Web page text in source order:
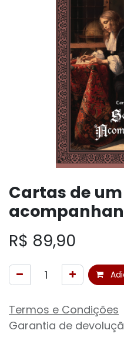
Cartas de
R$ 89,90
Termos e Condições
Garantia de